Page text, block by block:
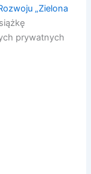
„Zielona
prywatnych